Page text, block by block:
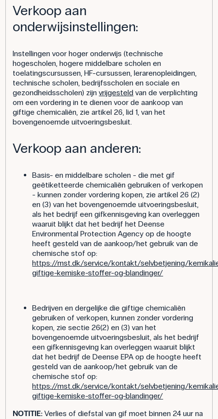
Verkoop aan
onderwijsinstellingen:
Instellingen voor hoger onderwijs (technische
hogescholen, hogere middelbare scholen en
toelatingscursussen, HF-cursussen, lerarenopleidingen,
technische scholen, bedrijfsscholen en sociale en
gezondheidsscholen) zijnvrijgesteld van de verplichting
om een vordering in te dienen voor de aankoop van
giftige chemicaliën, zie artikel 26, lid 1, van het
bovengenoemde uitvoeringsbesluit.
Verkoop aan anderen:
Basis- en middelbare scholen - die met gif
geëtiketteerde chemicaliën gebruiken of verkopen
- kunnen zonder vordering kopen, zie artikel 26 (2)
en (3) van het bovengenoemde uitvoeringsbesluit,
als het bedrijf een gifkennisgeving kan overleggen
waaruit blijkt dat het bedrijf het Deense
Environmental Protection Agency op de hoogte
heeft gesteld van de aankoop/het gebruik van de
chemische stof op:
https://mst.dk/service/kontakt/selvbetjening/
giftige-kemiske-stoffer-og-blandinger/
Bedrijven en dergelijke die giftige chemicaliën
gebruiken of verkopen, kunnen zonder vordering
kopen, zie sectie 26(2) en (3) van het
bovengenoemde uitvoeringsbesluit, als het bedrijf
een gifkennisgeving kan overleggen waaruit blijkt
dat het bedrijf de Deense EPA op de hoogte heeft
gesteld van de aankoop/het gebruik van de
chemische stof op:
https://mst.dk/service/kontakt/selvbetjening/
giftige-kemiske-stoffer-og-blandinger/
NOTITIE: Verlies of diefstal van gif moet binnen 24 uur na